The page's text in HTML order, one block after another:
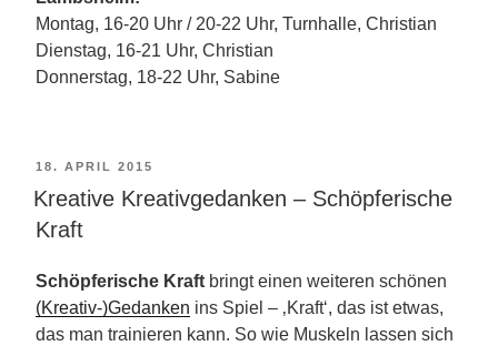
Montag, 16-20 Uhr / 20-22 Uhr, Turnhalle, Christian
Dienstag, 16-21 Uhr, Christian
Donnerstag, 18-22 Uhr, Sabine
VERÖFFENTLICHT
AM
18. APRIL 2015
Kreative Kreativgedanken – Schöpferische
Kraft
Schöpferische Kraft bringt einen weiteren schönen
(Kreativ-)Gedanken ins Spiel – ‚Kraft‘, das ist etwas,
das man trainieren kann. So wie Muskeln lassen sich